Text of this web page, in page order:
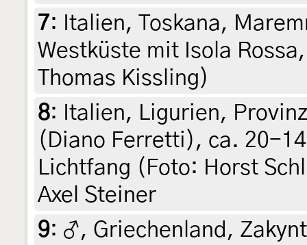
7:
Italien, Toskana,
Westküste mit Isola
Thomas Kissling)
8:
Italien, Ligurien,
(Diano Ferretti), ca. 20-
Lichtfang (Foto: Horst
Axel Steiner
9: ♂, Griechenland,